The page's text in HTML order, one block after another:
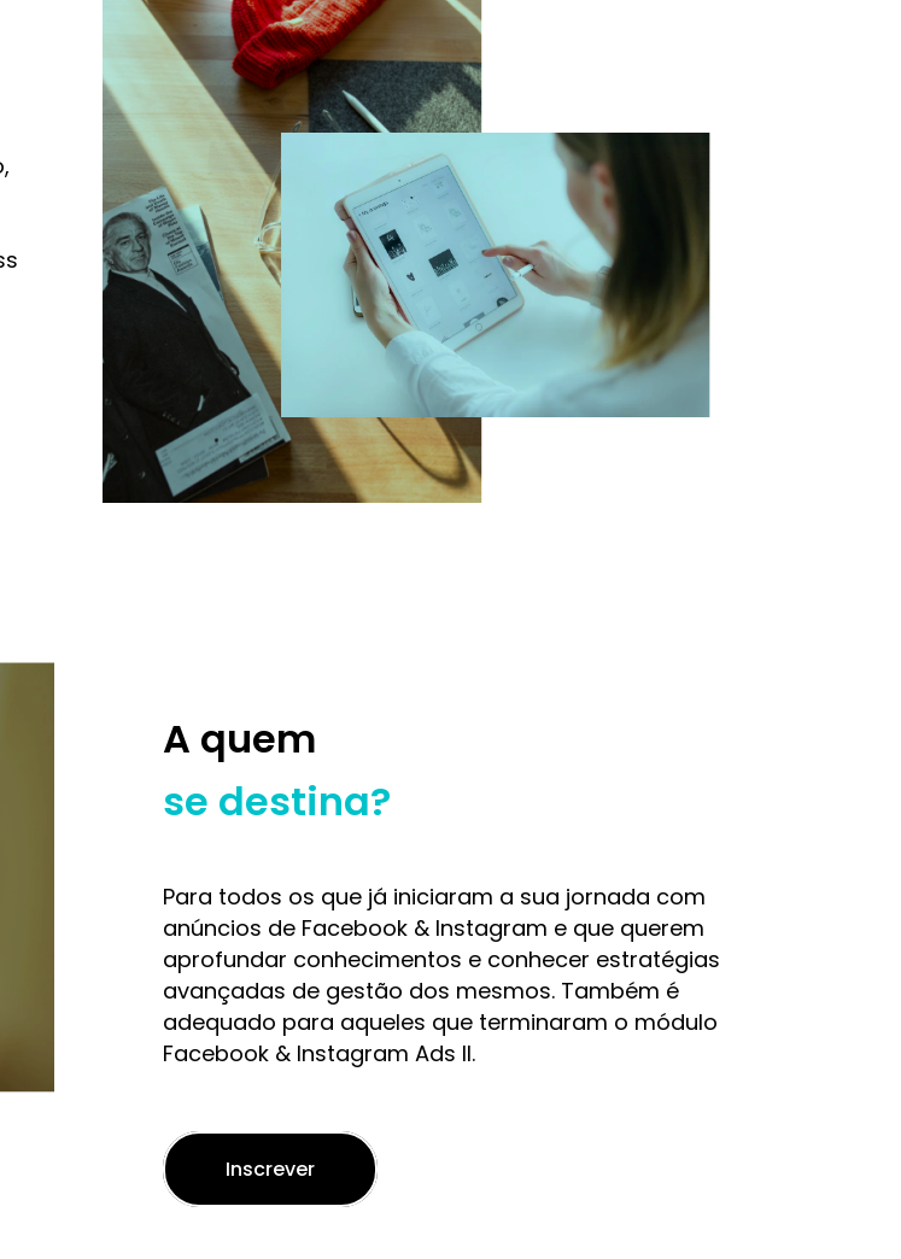
A quem
se destina?
Para todos os que já iniciaram a sua jornada com
anúncios de Facebook & Instagram e que querem
aprofundar conhecimentos e conhecer estratégias
avançadas de gestão dos mesmos. Também é
adequado para aqueles que terminaram o módulo
Facebook & Instagram Ads II.
Inscrever